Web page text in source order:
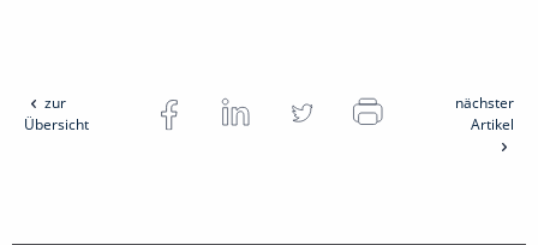
zur
Übersicht
nächster
Artikel